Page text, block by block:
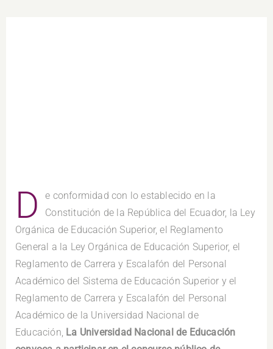
D
e conformidad con lo establecido en la
Constitución de la República del Ecuador, la Ley
Orgánica de Educación Superior, el Reglamento
General a la Ley Orgánica de Educación Superior, el
Reglamento de Carrera y Escalafón del Personal
Académico del Sistema de Educación Superior y el
Reglamento de Carrera y Escalafón del Personal
Académico de la Universidad Nacional de
Educación, La Universidad Nacional de Educación